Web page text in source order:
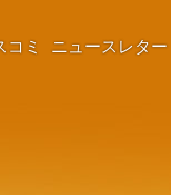
コミ ニュースレター